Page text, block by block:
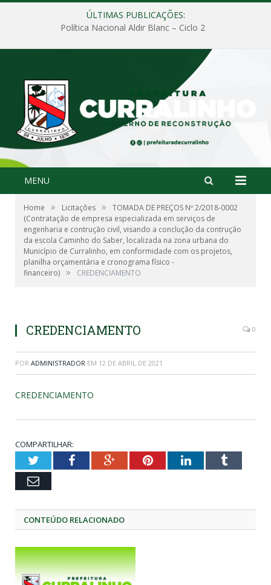
ÚLTIMAS PUBLICAÇÕES:
Política Nacional Aldir Blanc – Ciclo 2
MENU
Home » Licitações »
TOMADA DE PREÇOS Nº 2/2018-0002
(Contratação de empresa especializada em serviços de
engenharia e contrução civil, visando a conclução da contrução
da escola Caminho do Saber, localizada na zona urbana do
Município de Curralinho, em conformidade com os projetos,
planilha orçamentária e cronograma físico -
financeiro) » CREDENCIAMENTO
CREDENCIAMENTO 0
POR ADMINISTRADOR EM 12 DE ABRIL DE 2021
CREDENCIAMENTO
COMPARTILHAR:
TwitterFacebookGoogle+PinterestLinkedInTumblr
Email
CONTEÚDO RELACIONADO